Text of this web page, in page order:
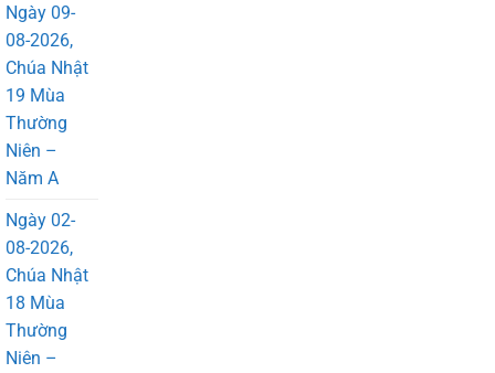
Ngày 09-
08-2026,
Chúa Nhật
19 Mùa
Thường
Niên –
Năm A
Ngày 02-
08-2026,
Chúa Nhật
18 Mùa
Thường
Niên –